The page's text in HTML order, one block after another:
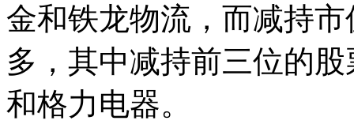
金和铁龙物流，而减持
多，其中减持前三位的
和格力电器。